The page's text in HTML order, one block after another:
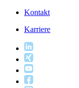
Kontakt
Karriere